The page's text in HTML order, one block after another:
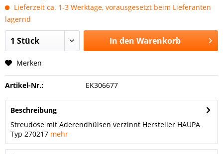
Lieferzeit ca. 1-3 Werktage, vorausgesetzt beim Lieferanten
lagernd
In den Warenkorb
Merken
Artikel-Nr.: EK306677
Beschreibung
Streudose mit Aderendhülsen verzinnt Hersteller HAUPA
Typ 270217 mehr